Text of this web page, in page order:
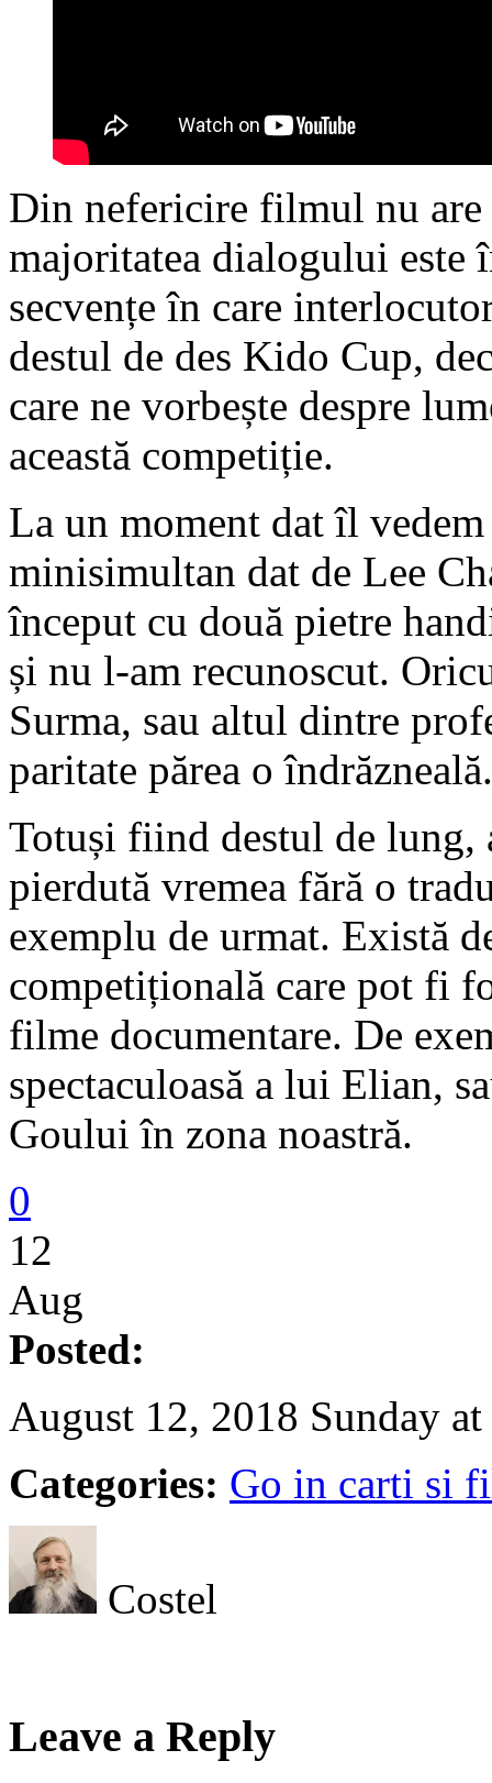
Din nefericire filmul nu are
majoritatea dialogului este
secvențe în care
destul de des Kido Cup,
care ne vorbește despre
această competiție.
La un moment dat îl
minisimultan dat de Lee
început cu două pietre
și nu l-am recunoscut.
Surma, sau altul dintre
paritate părea o
Totuși fiind destul de lung,
pierdută vremea fără o
exemplu de urmat. Există
competițională care pot fi
filme documentare. De
spectaculoasă a lui Elian,
Goului în zona noastră.
0
12
Aug
Posted:
August 12, 2018 Sunday
Categories: Go in carti si
Costel
Leave a Reply